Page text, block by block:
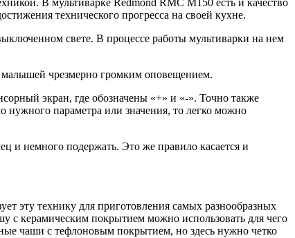
В мультиварке Redmond RMC M150 есть и качество
технического прогресса на своей кухне.
свете. В процессе работы мультиварки на нем
малышей чрезмерно громким оповещением.
экран, где обозначены «+» и «-». Точно также
нужного параметра или значения, то легко можно
и немного подержать. Это же правило касается и
эту технику для приготовления самых разнообразных
керамическим покрытием можно использовать для чего
чаши с тефлоновым покрытием, но здесь нужно четко